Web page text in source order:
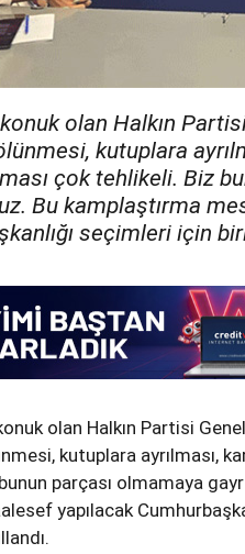
olan Halkın
kutuplara
çok tehlikeli. Biz
Bu kamplaştırma
seçimleri için
olan Halkın Partisi
kutuplara ayrılması,
parçası olmamaya
yapılacak